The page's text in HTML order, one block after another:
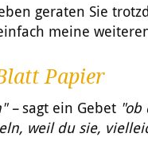
geraten Sie
meine
Papier
–sagt ein Gebet "ob
weil du sie,